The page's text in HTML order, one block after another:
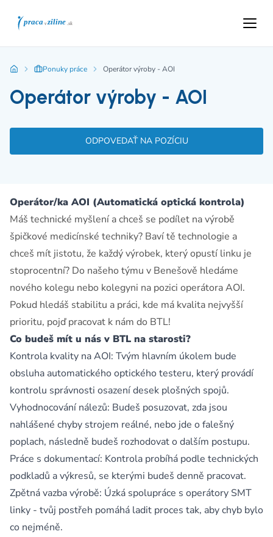
Ponuky práce Operátor výroby - AOI
Operátor výroby - AOI
ODPOVEDAŤ NA POZÍCIU
Operátor/ka AOI (Automatická optická kontrola)
Máš technické myšlení a chceš se podílet na výrobě
špičkové medicínské techniky? Baví tě technologie a
chceš mít jistotu, že každý výrobek, který opustí linku je
stoprocentní? Do našeho týmu v Benešově hledáme
nového kolegu nebo kolegyni na pozici operátora AOI.
Pokud hledáš stabilitu a práci, kde má kvalita nejvyšší
prioritu, pojď pracovat k nám do BTL!
Co budeš mít u nás v BTL na starosti?
Kontrola kvality na AOI: Tvým hlavním úkolem bude
obsluha automatického optického testeru, který provádí
kontrolu správnosti osazení desek plošných spojů.
Vyhodnocování nálezů: Budeš posuzovat, zda jsou
nahlášené chyby strojem reálné, nebo jde o falešný
poplach, následně budeš rozhodovat o dalším postupu.
Práce s dokumentací: Kontrola probíhá podle technických
podkladů a výkresů, se kterými budeš denně pracovat.
Zpětná vazba výrobě: Úzká spolupráce s operátory SMT
linky - tvůj postřeh pomáhá ladit proces tak, aby chyb bylo
co nejméně.